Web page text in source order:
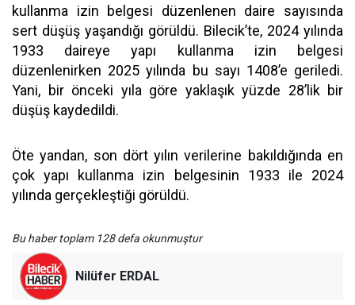
kullanma izin belgesi düzenlenen daire sayısında
sert düşüş yaşandığı görüldü. Bilecik’te, 2024 yılında
1933 daireye yapı kullanma izin belgesi
düzenlenirken 2025 yılında bu sayı 1408’e geriledi.
Yani, bir önceki yıla göre yaklaşık yüzde 28’lik bir
düşüş kaydedildi.
Öte yandan, son dört yılın verilerine bakıldığında en
çok yapı kullanma izin belgesinin 1933 ile 2024
yılında gerçekleştiği görüldü.
Bu haber toplam 128 defa okunmuştur
Nilüfer ERDAL